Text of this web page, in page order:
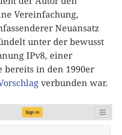
Vereinfachung,
Neuansatz
unter der bewusst
IPv8, einer
bereits in den 1990er
verbunden war.